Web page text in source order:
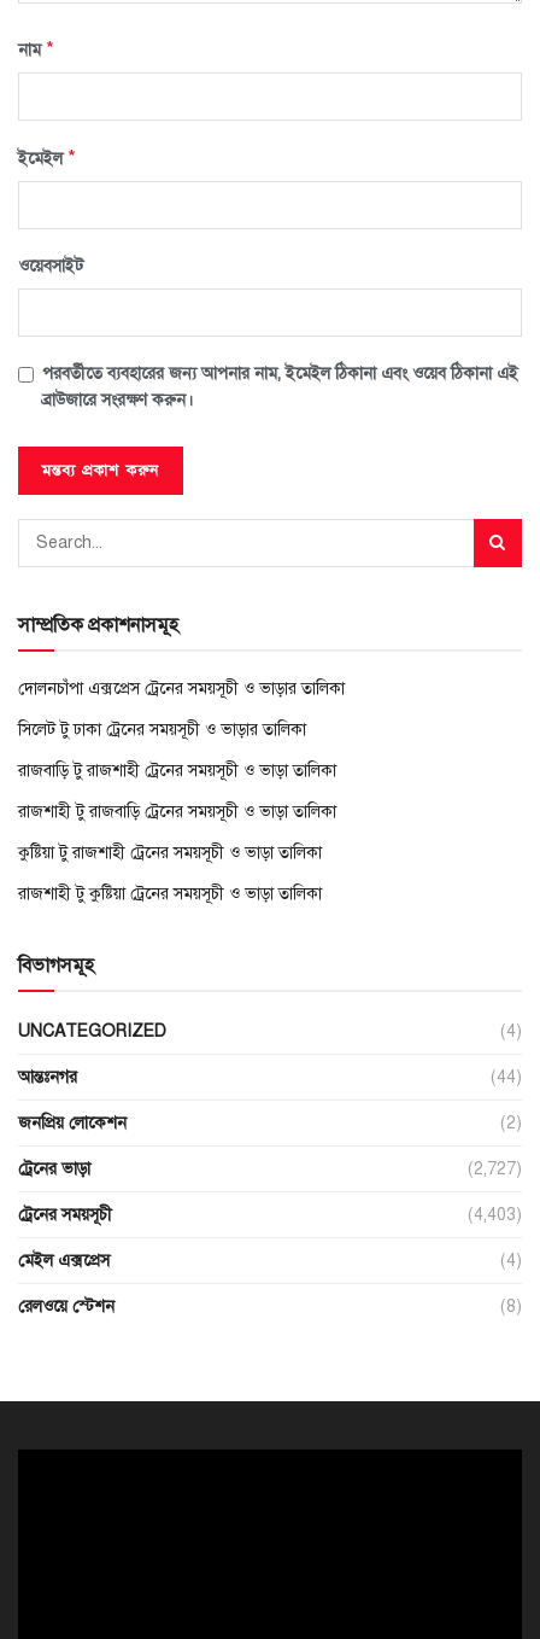
নাম*
ইমেইল*
ওয়েবসাইট
পরবর্তীতে ব্যবহারের জন্য আপনার নাম, ইমেইল ঠিকানা এবং ওয়েব ঠিকানা এই
ব্রাউজারে সংরক্ষণ করুন।
সাম্প্রতিক প্রকাশনাসমূহ
দোলনচাঁপা এক্সপ্রেস ট্রেনের সময়সূচী ও ভাড়ার তালিকা
সিলেট টু ঢাকা ট্রেনের সময়সূচী ও ভাড়ার তালিকা
রাজবাড়ি টু রাজশাহী ট্রেনের সময়সূচী ও ভাড়া তালিকা
রাজশাহী টু রাজবাড়ি ট্রেনের সময়সূচী ও ভাড়া তালিকা
কুষ্টিয়া টু রাজশাহী ট্রেনের সময়সূচী ও ভাড়া তালিকা
রাজশাহী টু কুষ্টিয়া ট্রেনের সময়সূচী ও ভাড়া তালিকা
বিভাগসমূহ
UNCATEGORIZED (4)
আন্তঃনগর (44)
জনপ্রিয় লোকেশন (2)
ট্রেনের ভাড়া (2,727)
ট্রেনের সময়সূচী (4,403)
মেইল এক্সপ্রেস (4)
রেলওয়ে স্টেশন (8)